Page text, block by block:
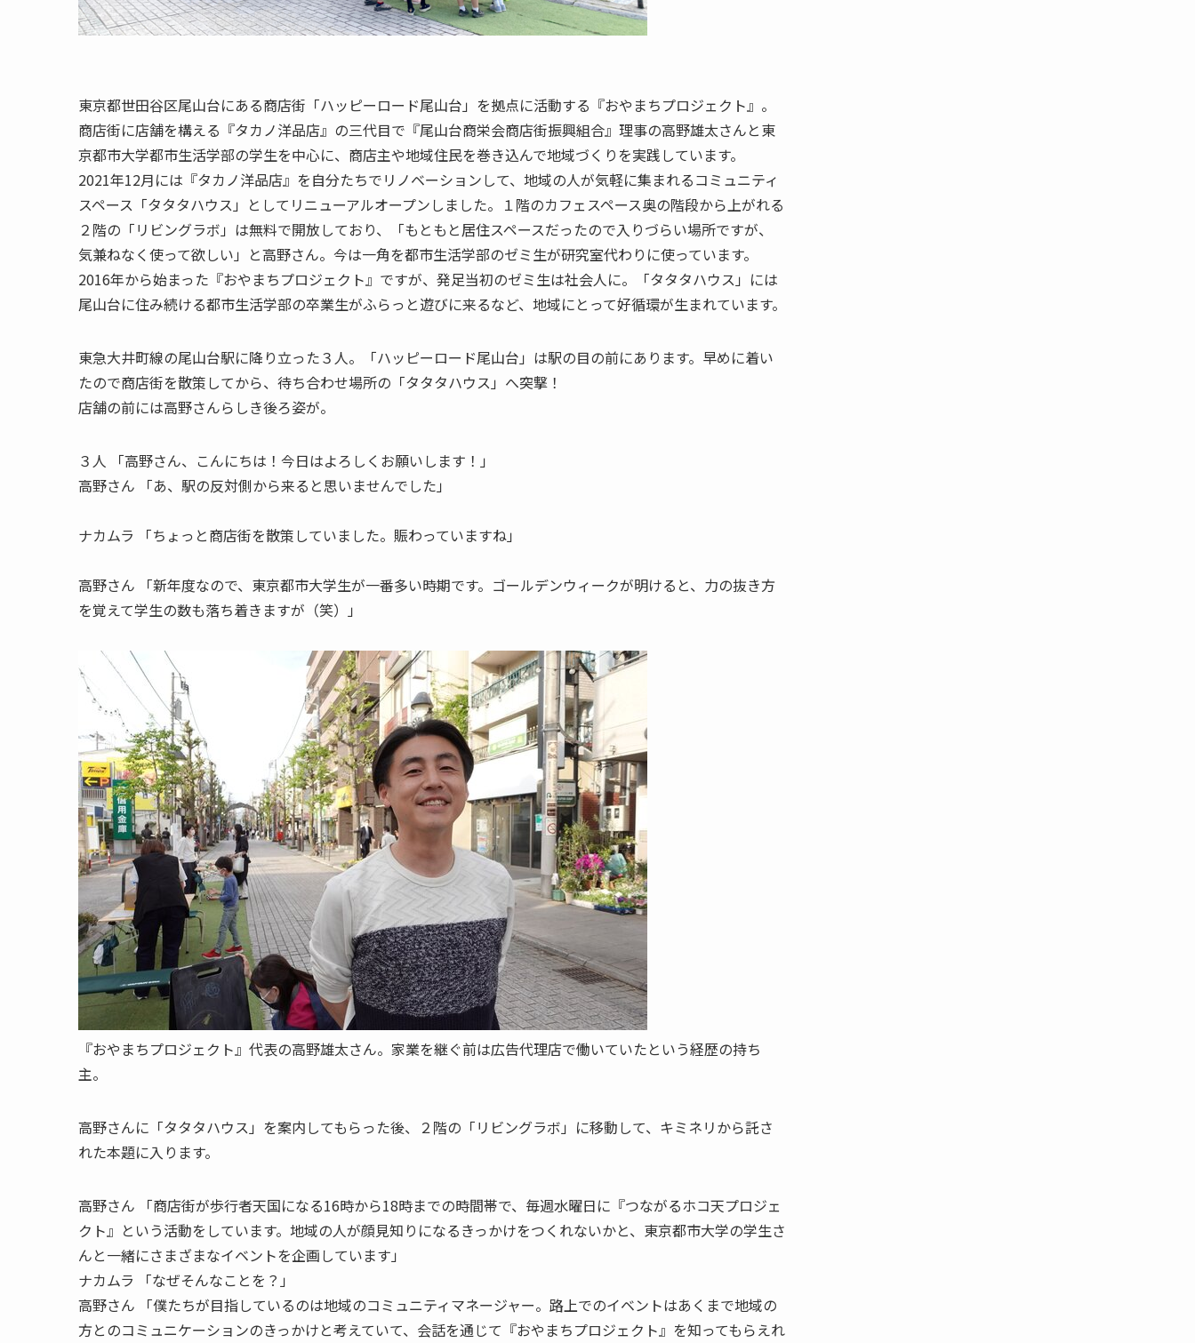
東京都世田谷区尾山台にある商店街「ハッピーロード尾山台」を拠点に活動する『おやまちプロジェクト』。
商店街に店舗を構える『タカノ洋品店』の三代目で『尾山台商栄会商店街振興組合』理事の高野雄太さんと東
京都市大学都市生活学部の学生を中心に、商店主や地域住民を巻き込んで地域づくりを実践しています。
2021年12月には『タカノ洋品店』を自分たちでリノベーションして、地域の人が気軽に集まれるコミュニティ
スペース「タタタハウス」としてリニューアルオープンしました。１階のカフェスペース奥の階段から上がれる
２階の「リビングラボ」は無料で開放しており、「もともと居住スペースだったので入りづらい場所ですが、
気兼ねなく使って欲しい」と高野さん。今は一角を都市生活学部のゼミ生が研究室代わりに使っています。
2016年から始まった『おやまちプロジェクト』ですが、発足当初のゼミ生は社会人に。「タタタハウス」には
尾山台に住み続ける都市生活学部の卒業生がふらっと遊びに来るなど、地域にとって好循環が生まれています。
東急大井町線の尾山台駅に降り立った３人。「ハッピーロード尾山台」は駅の目の前にあります。早めに着い
たので商店街を散策してから、待ち合わせ場所の「タタタハウス」へ突撃！
店舗の前には高野さんらしき後ろ姿が。
３人
「高野さん、こんにちは！今日はよろしくお願いします！」
高野さん
「あ、駅の反対側から来ると思いませんでした」
ナカムラ 「ちょっと商店街を散策していました。賑わっていますね」
高野さん
「新年度なので、東京都市大学生が一番多い時期です。ゴールデンウィークが明けると、力の抜き方
を覚えて学生の数も落ち着きますが（笑）」
『おやまちプロジェクト』代表の高野雄太さん。家業を継ぐ前は広告代理店で働いていたという経歴の持ち
主。
高野さんに「タタタハウス」を案内してもらった後、２階の「リビングラボ」に移動して、キミネリから託さ
れた本題に入ります。
高野さん
「商店街が歩行者天国になる16時から18時までの時間帯で、毎週水曜日に『つながるホコ天プロジェ
クト』という活動をしています。地域の人が顔見知りになるきっかけをつくれないかと、東京都市大学の学生さ
んと一緒にさまざまなイベントを企画しています」
ナカムラ
「なぜそんなことを？」
高野さん
「僕たちが目指しているのは地域のコミュニティマネージャー。路上でのイベントはあくまで地域の
方とのコミュニケーションのきっかけと考えていて、会話を通じて『おやまちプロジェクト』を知ってもらえれ